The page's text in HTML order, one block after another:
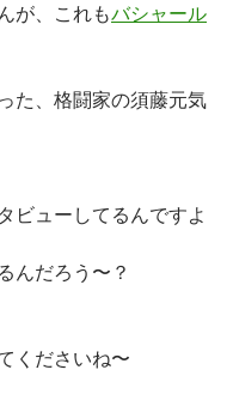
が、これもバシャール
た、格闘家の須藤元気
ビューしてるんですよ
んだろう〜？
くださいね〜